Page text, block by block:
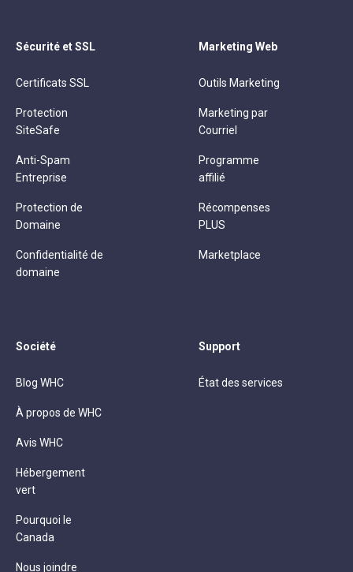
Sécurité et SSL
Certificats SSL
Protection
SiteSafe
Anti-Spam
Entreprise
Protection de
Domaine
Confidentialité de
domaine
Marketing Web
Outils Marketing
Marketing par
Courriel
Programme
affilié
Récompenses
PLUS
Marketplace
Société
Blog WHC
À propos de WHC
Avis WHC
Hébergement
vert
Pourquoi le
Canada
Nous joindre
Support
État des services